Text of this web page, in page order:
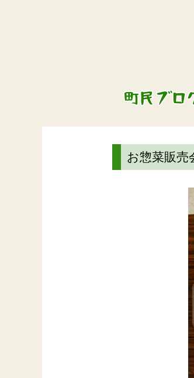
お惣菜販売